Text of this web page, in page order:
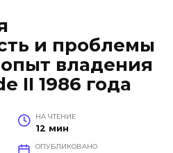
и проблемы
владения
II 1986 года
НА ЧТЕНИЕ
12 мин
ОПУБЛИКОВАНО